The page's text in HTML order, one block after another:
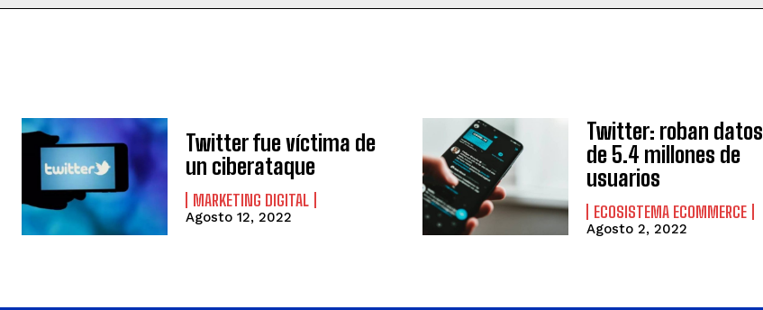
Twitter fue víctima de
un ciberataque
MARKETING DIGITAL
Agosto 12, 2022
Twitter: roban datos
de 5.4 millones de
usuarios
ECOSISTEMA ECOMMERCE
Agosto 2, 2022